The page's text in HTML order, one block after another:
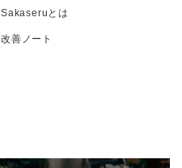
Sakaseruとは
改善ノート